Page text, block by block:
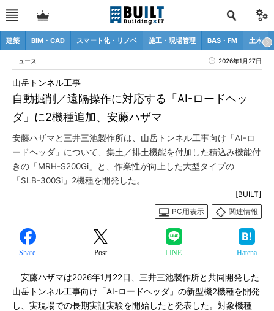
建築 BIM・CAD スマート化・リノベ 施工・現場管理 BAS・FM 土木
ニュース 2026年1月27日
自動掘削／遠隔操作に対応する「AI-ロードヘッ
ダ」に2機種追加、安藤ハザマ
山岳トンネル工事
安藤ハザマと三井三池製作所は、山岳トンネル工事向け「AI-ロ
ードヘッダ」について、集土／排土機能を付加した積込み機能付
きの「MRH-S200Gi」と、作業性が向上した大型タイプの
「SLB-300Si」2機種を開発した。
[BUILT]
PC用表示
関連情報
Share Post LINE Hatena
安藤ハザマは2026年1月22日、三井三池製作所と共同開発した
山岳トンネル工事向け「AI-ロードヘッダ」の新型機2機種を開発
し、実現場での長期実証実験を開始したと発表した。対象機種